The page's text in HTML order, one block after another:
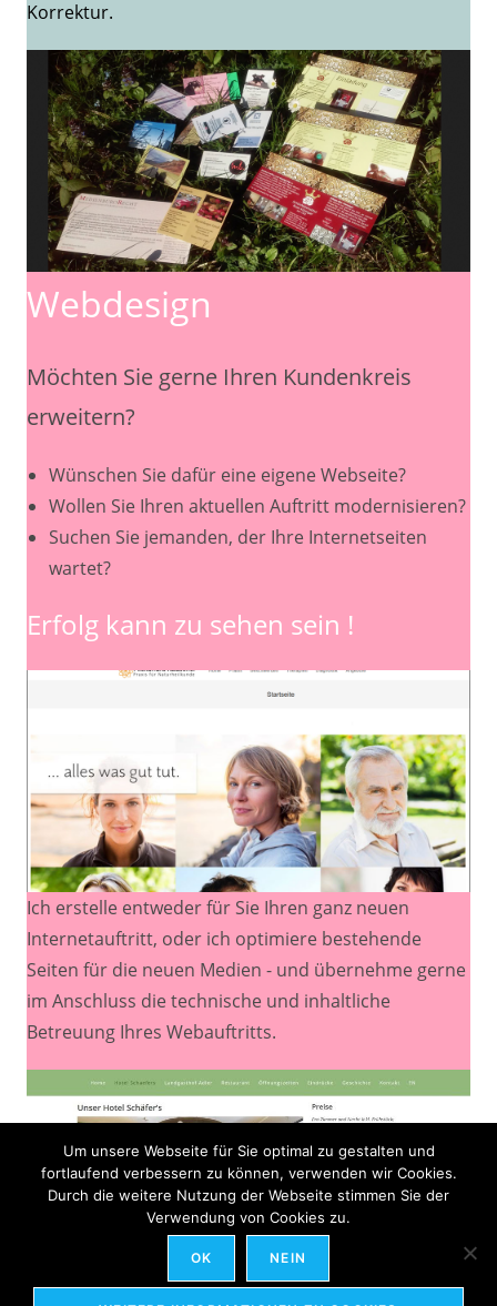
Korrektur.
Webdesign
Möchten Sie gerne Ihren Kundenkreis
erweitern?
Wünschen Sie dafür eine eigene Webseite?
Wollen Sie Ihren aktuellen Auftritt modernisieren?
Suchen Sie jemanden, der Ihre Internetseiten
wartet?
Erfolg kann zu sehen sein !
Ich erstelle entweder für Sie Ihren ganz neuen
Internetauftritt, oder ich optimiere bestehende
Seiten für die neuen Medien - und übernehme gerne
im Anschluss die technische und inhaltliche
Betreuung Ihres Webauftritts.
Um unsere Webseite für Sie optimal zu gestalten und
fortlaufend verbessern zu können, verwenden wir Cookies.
Durch die weitere Nutzung der Webseite stimmen Sie der
Verwendung von Cookies zu.
OK NEIN